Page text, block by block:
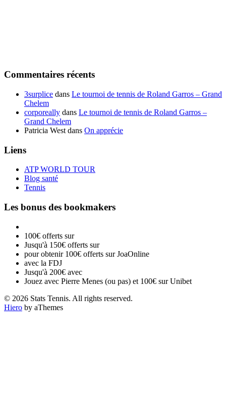
Commentaires récents
3surplice dans Le tournoi de tennis de Roland Garros – Grand
Chelem
corporeally dans Le tournoi de tennis de Roland Garros –
Grand Chelem
Patricia West dans On apprécie
Liens
ATP WORLD TOUR
Blog santé
Tennis
Les bonus des bookmakers
100€ offerts sur
Jusqu'à 150€ offerts sur
pour obtenir 100€ offerts sur JoaOnline
avec la FDJ
Jusqu'à 200€ avec
Jouez avec Pierre Menes (ou pas) et 100€ sur Unibet
© 2026 Stats Tennis. All rights reserved.
Hiero by aThemes